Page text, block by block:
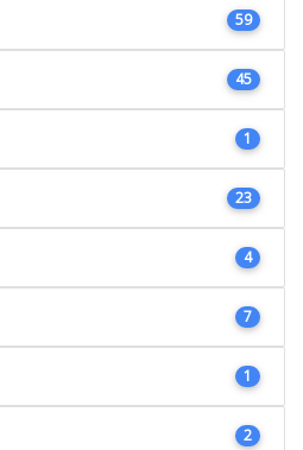
59
45
1
23
4
7
1
2